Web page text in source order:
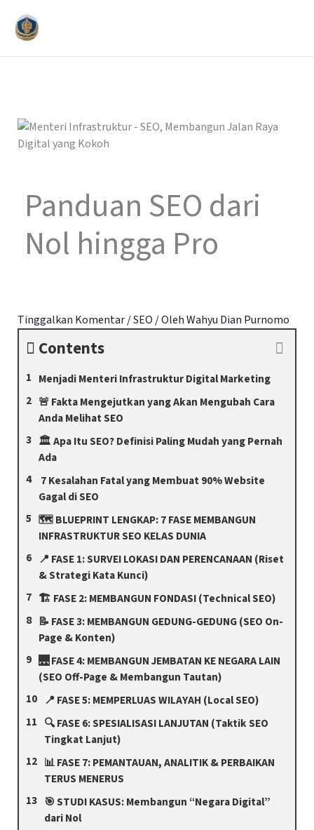
konten
Panduan SEO dari
Nol hingga Pro
Tinggalkan Komentar/SEO / OlehWahyu Dian Purnomo
Contents
Menjadi Menteri Infrastruktur Digital Marketing
🚨 Fakta Mengejutkan yang Akan Mengubah Cara
Anda Melihat SEO
🏛️ Apa Itu SEO? Definisi Paling Mudah yang Pernah
Ada
7 Kesalahan Fatal yang Membuat 90% Website
Gagal di SEO
🗺️ BLUEPRINT LENGKAP: 7 FASE MEMBANGUN
INFRASTRUKTUR SEO KELAS DUNIA
📍 FASE 1: SURVEI LOKASI DAN PERENCANAAN (Riset
& Strategi Kata Kunci)
🏗️ FASE 2: MEMBANGUN FONDASI (Technical SEO)
📝 FASE 3: MEMBANGUN GEDUNG-GEDUNG (SEO On-
Page & Konten)
🌉 FASE 4: MEMBANGUN JEMBATAN KE NEGARA LAIN
(SEO Off-Page & Membangun Tautan)
📍 FASE 5: MEMPERLUAS WILAYAH (Local SEO)
🔍 FASE 6: SPESIALISASI LANJUTAN (Taktik SEO
Tingkat Lanjut)
📊 FASE 7: PEMANTAUAN, ANALITIK & PERBAIKAN
TERUS MENERUS
🎯 STUDI KASUS: Membangun “Negara Digital”
dari Nol